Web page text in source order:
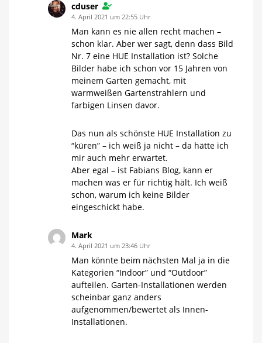
cduser
4. April 2021 um 22:55 Uhr
Man kann es nie allen recht machen –
schon klar. Aber wer sagt, denn dass Bild
Nr. 7 eine HUE Installation ist? Solche
Bilder habe ich schon vor 15 Jahren von
meinem Garten gemacht, mit
warmweißen Gartenstrahlern und
farbigen Linsen davor.
Das nun als schönste HUE Installation zu
“küren” – ich weiß ja nicht – da hätte ich
mir auch mehr erwartet.
Aber egal – ist Fabians Blog, kann er
machen was er für richtig hält. Ich weiß
schon, warum ich keine Bilder
eingeschickt habe.
Mark
4. April 2021 um 23:46 Uhr
Man könnte beim nächsten Mal ja in die
Kategorien “Indoor” und “Outdoor”
aufteilen. Garten-Installationen werden
scheinbar ganz anders
aufgenommen/bewertet als Innen-
Installationen.